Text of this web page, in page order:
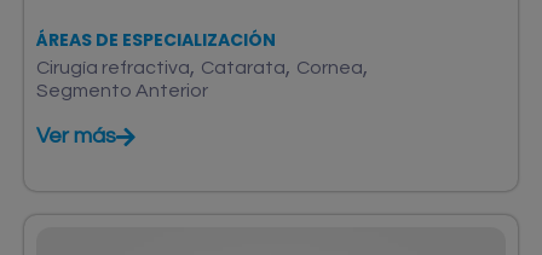
ÁREAS DE ESPECIALIZACIÓN
Cirugía refractiva, Catarata, Cornea,
Segmento Anterior
Ver más